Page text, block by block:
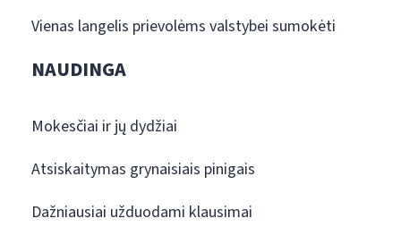
Vienas langelis prievolėms valstybei sumokėti
NAUDINGA
Mokesčiai ir jų dydžiai
Atsiskaitymas grynaisiais pinigais
Dažniausiai užduodami klausimai